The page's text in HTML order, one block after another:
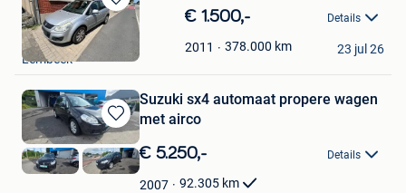
Bewaren
in
Favorieten
€ 1.500,- Details
2011 378.000 km
Lemcars
Lembeek
23 jul 26
Bewaren
in
Mijn
Favorieten
Suzuki sx4 automaat propere wagen
met airco
€ 5.250,- Details
2007 92.305 km